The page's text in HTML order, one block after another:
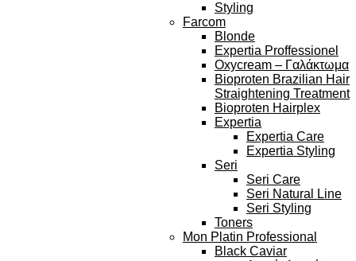
Styling
Farcom
Blonde
Expertia Proffessionel
Oxycream – Γαλάκτωμα
Bioproten Brazilian Hair
Straightening Treatment
Bioproten Hairplex
Expertia
Expertia Care
Expertia Styling
Seri
Seri Care
Seri Natural Line
Seri Styling
Toners
Mon Platin Professional
Black Caviar